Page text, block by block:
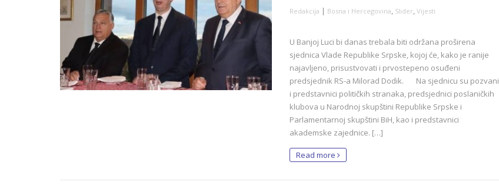
Redakcija | Bosna i Hercegovina, Slider, Vijesti
U Banjoj Luci bi danas trebala biti održana proširena
sjednica Vlade Republike Srpske, kojoj će, kako je ranije
najavljeno, prisustvovati i prvostepeno osuđeni
predsjednik RS-a Milorad Dodik. Na sjednicu su pozvani
i predstavnici političkih stranaka, predsjednici poslaničkih
klubova u Narodnoj skupštini Republike Srpske i
Parlamentarnoj skupštini BiH, kao i predstavnici
akademske zajednice. […]
Read more